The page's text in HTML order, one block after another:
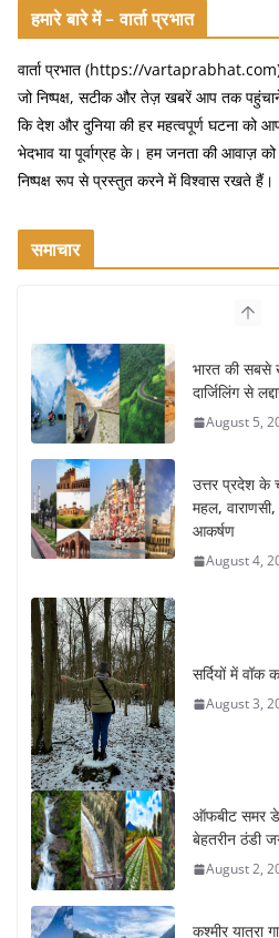
हमारे बारे में – वार्ता प्रभात
वार्ता प्रभात (https://vartaprabhat.com)
जो निष्पक्ष, सटीक और तेज़ खबरें आप तक पहुंचाने
कि देश और दुनिया की हर महत्वपूर्ण घटना को
भेदभाव या पूर्वाग्रह के। हम जनता की आवाज़
निष्पक्ष रूप से प्रस्तुत करने में विश्वास रखते हैं।
समाचार
दार्जिलिंग से
महल,
August 4,
कश्मीर यात्रा
स्वादिष्ट